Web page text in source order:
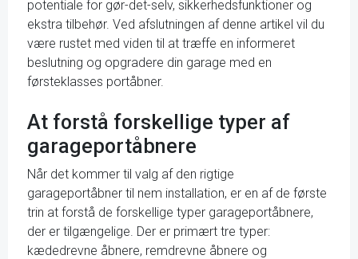
potentiale for gør-det-selv, sikkerhedsfunktioner og
ekstra tilbehør. Ved afslutningen af denne artikel vil du
være rustet med viden til at træffe en informeret
beslutning og opgradere din garage med en
førsteklasses portåbner.
At forstå forskellige typer af
garageportåbnere
Når det kommer til valg af den rigtige
garageportåbner til nem installation, er en af de første
trin at forstå de forskellige typer garageportåbnere,
der er tilgængelige. Der er primært tre typer:
kædedrevne åbnere, remdrevne åbnere og